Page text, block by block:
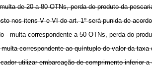
de 20 a 80 OTNs, perda do produto da
nos itens V e VI do art. 1º será punida de
- multa correspondente a 50 OTNs, perda do
correspondente ao quíntuplo do valor da
utilizar embarcação de comprimento inferior